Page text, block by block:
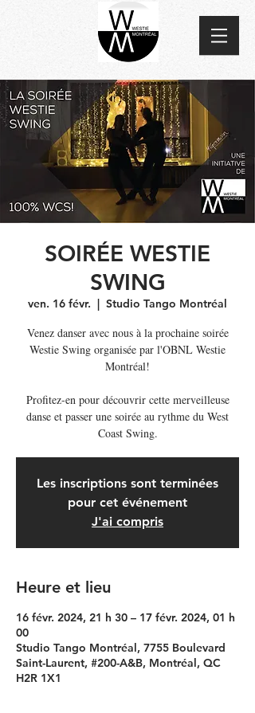
SOIRÉE WESTIE
SWING
ven. 16 févr.
  |
Studio Tango Montréal
Venez danser avec nous à la prochaine soirée
Westie Swing organisée par l'OBNL Westie
Montréal!
Profitez-en pour découvrir cette merveilleuse
danse et passer une soirée au rythme du West
Coast Swing.
Les inscriptions sont terminées
pour cet événement
J'ai compris
Heure et lieu
16 févr. 2024, 21 h 30 – 17 févr. 2024, 01 h
00
Studio Tango Montréal, 7755 Boulevard
Saint-Laurent, #200-A&B, Montréal, QC
H2R 1X1